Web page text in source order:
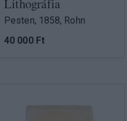
Lithográfia
Pesten, 1858, Rohn
40 000 Ft